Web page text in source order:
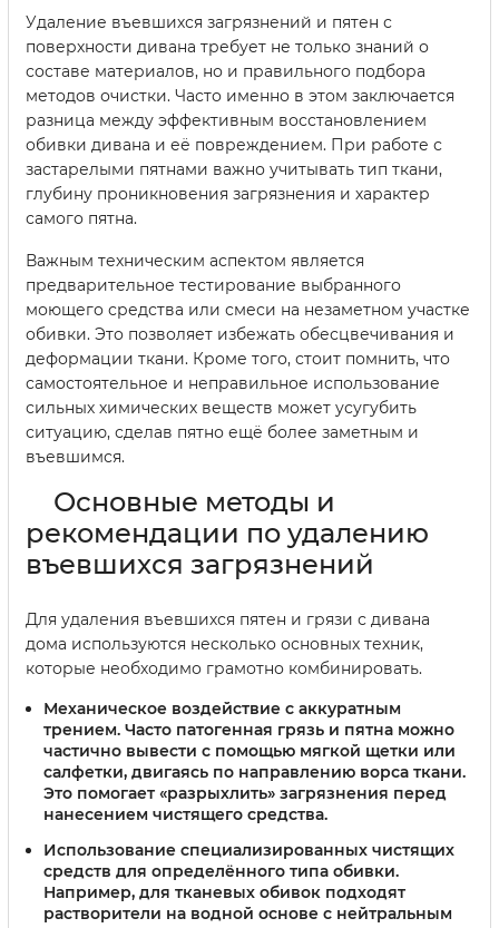
Удаление въевшихся загрязнений и пятен с
поверхности дивана требует не только знаний о
составе материалов, но и правильного подбора
методов очистки. Часто именно в этом заключается
разница между эффективным восстановлением
обивки дивана и её повреждением. При работе с
застарелыми пятнами важно учитывать тип ткани,
глубину проникновения загрязнения и характер
самого пятна.
Важным техническим аспектом является
предварительное тестирование выбранного
моющего средства или смеси на незаметном участке
обивки. Это позволяет избежать обесцвечивания и
деформации ткани. Кроме того, стоит помнить, что
самостоятельное и неправильное использование
сильных химических веществ может усугубить
ситуацию, сделав пятно ещё более заметным и
въевшимся.
Основные методы и
рекомендации по удалению
въевшихся загрязнений
Для удаления въевшихся пятен и грязи с дивана
дома используются несколько основных техник,
которые необходимо грамотно комбинировать.
Механическое воздействие с аккуратным
трением. Часто патогенная грязь и пятна можно
частично вывести с помощью мягкой щетки или
салфетки, двигаясь по направлению ворса ткани.
Это помогает «разрыхлить» загрязнения перед
нанесением чистящего средства.
Использование специализированных чистящих
средств для определённого типа обивки.
Например, для тканевых обивок подходят
растворители на водной основе с нейтральным